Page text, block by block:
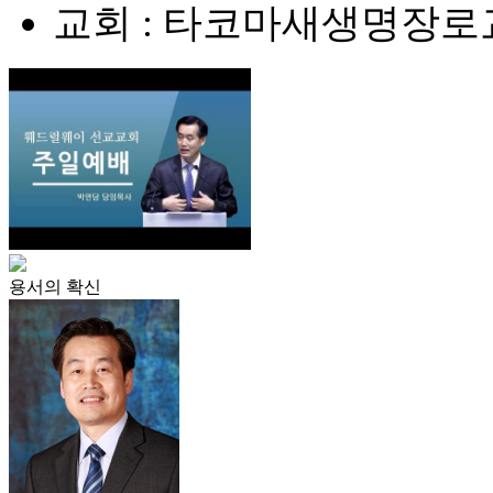
교회 : 타코마새생명장로
용서의 확신